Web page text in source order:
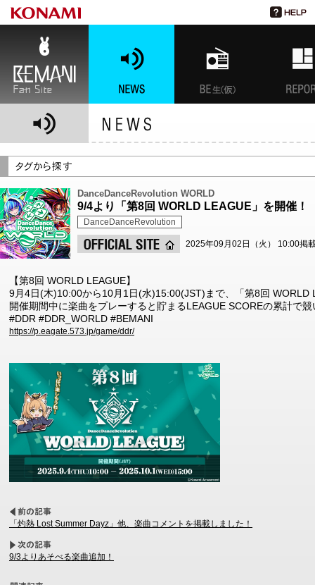
DanceDanceRevolution WORLD
9/4より「第8回 WORLD LEAGUE」を開催！
DanceDanceRevolution
2025年09月02日（火） 10:00掲
【第8回 WORLD LEAGUE】
9月4日(木)10:00から10月1日(水)15:00(JST)まで、「第8回 WORLD
開催期間中に楽曲をプレーすると貯まるLEAGUE SCOREの累計で
#DDR #DDR_WORLD #BEMANI
https://p.eagate.573.jp/game/ddr/
「灼熱 Lost Summer Dayz」他、楽曲コメントを掲載しました！
9/3よりあそべる楽曲追加！